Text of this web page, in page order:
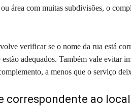
área com muitas subdivisões, o
verificar se o nome da rua está
adequados. Também vale evitar
a menos que o serviço
correspondente ao local